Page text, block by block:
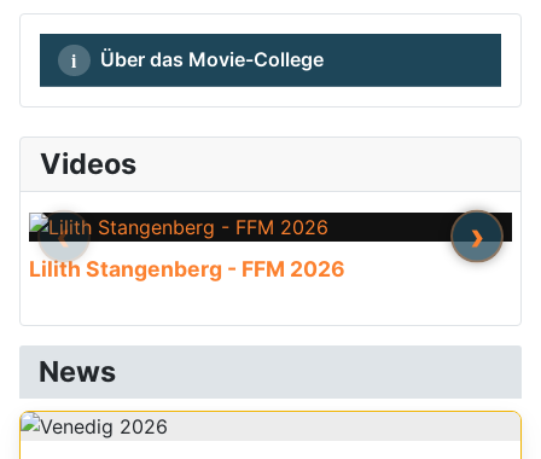
Über das Movie-College
Videos
‹
Lilith Stangenberg - FFM 2026
›
News